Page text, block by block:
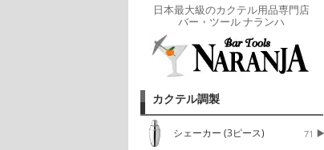
日本最大級のカクテル用品専門店
バー・ツール ナランハ
カクテル調製
シェーカー (3ピース) 71